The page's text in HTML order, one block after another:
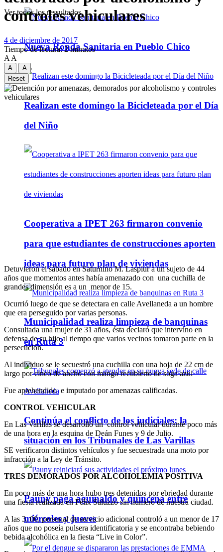
Nueva Ronda Sanitaria en Pueblo Chico
Realizan este domingo la Bicicleteada por el Día
del Niño
Cooperativa a IPET 263 firmaron convenio
para que estudiantes de construcciones aporten
ideas para futuro plan de viviendas
Municipalidad realiza limpieza de banquinas
en Ruta 3
Continúa el conflicto de los judiciales: la
situación en los Tribunales de Las Varillas
Pauny paga aguinaldo y quincena entre
miércoles y jueves
Ver todos los ressultados
controles vehiculares
4 de diciembre de 2017
Tiempo de lectura: 2 minutos
A A
A
A
Reset
Detuvieron el sábado en Saturnino M. Laspiur a un sujeto de 44
años que momentos antes había amenazado con una cuchilla de
grandes dimensión es a un menor de 15.
Ocurrió luego de que se detectara en calle Avellaneda a un hombre
que era perseguido por varias personas.
Consultada una mujer de 31 años, ésta declaró que intervino en
defensa de su hijo al tiempo que varios vecinos tomaron parte en la
persecución.
Al individuo se le secuestró una cuchilla con una hoja de 22 cm de
largo por cinco de ancho con mango recubierto de soga azul
Fue aprehendido e imputado por amenazas calificadas.
CONTROL VEHICULAR
En Las Varillas se desarrolló un control vehicular durante poco más
de una hora en la esquina de Deán Funes y 9 de Julio.
SE verificaron distintos vehículos y fue secuestrada una moto por
infracción a la Ley de Tránsito.
TRES DEMORADOS POR ALCOHOLEMIA POSITIVA
En poco más de una hora hubo tres detenidos por ebriedad durante
una fiesta realizada en Félix Saluzzo sin número de nuestra ciudad.
A las 3, 00, personal de servicio adicional controló a un menor de 17
años que no poseía pulsera identificatoria y se encontraba bebiendo
bebida alcohólica en la fiesta “Live in Color”.